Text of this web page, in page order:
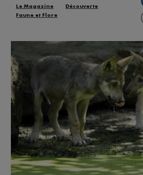
Le Magazine
Découverte
Faune et Flore